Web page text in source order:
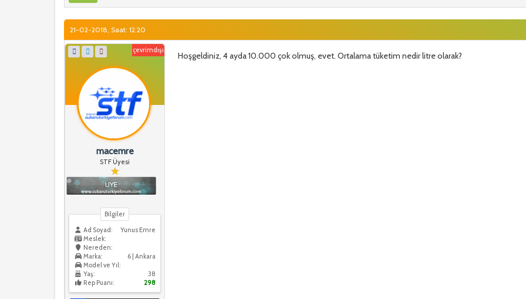
21-02-2018, Saat: 12:20
çevrimdışı
macemre
STF Üyesi
Bilgiler
Ad Soyad:
Yunus Emre
Meslek:
Nereden:
6 | Ankara
Marka:
Model ve Yıl:
Yaş:
38
Rep Puanı:
298
Hoşgeldiniz, 4 ayda 10.000 çok olmuş, evet. Ortalama tüketim nedir litre olarak?